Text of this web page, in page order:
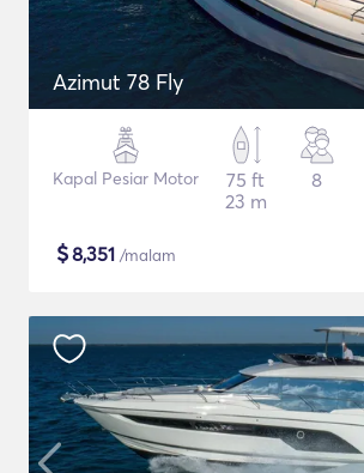
Azimut 78 Fly
Kapal Pesiar Motor
75 ft
23 m
8
$8,351 /malam